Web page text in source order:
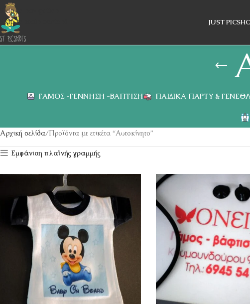
Skip to navigation
Skip to main content
JUST
ΓΆΜΟΣ -ΓΈΝΝΗΣΗ -ΒΆΠΤΙΣΗ ΠΑΙΔΙΚΆ ΠΆΡΤΥ &
Αρχική σελίδα Προϊόντα με ετικέτα “Αυτοκίνητο”
Εμφάνιση πλαϊνής γραμμής